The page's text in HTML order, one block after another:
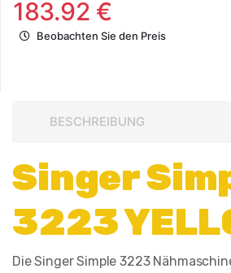
183.92 €
Beobachten Sie den Preis
BESCHREIBUNG
Singer
3223
Die Singer Simple 3223